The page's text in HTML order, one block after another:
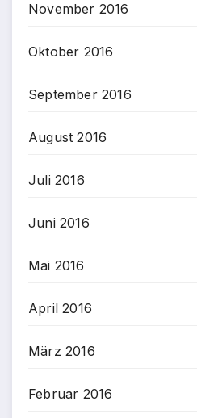
November 2016
Oktober 2016
September 2016
August 2016
Juli 2016
Juni 2016
Mai 2016
April 2016
März 2016
Februar 2016